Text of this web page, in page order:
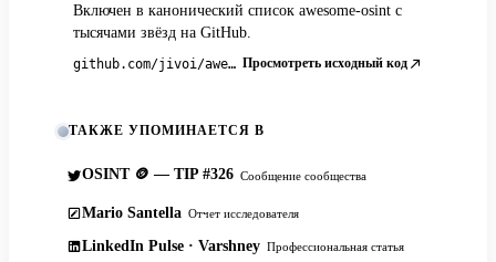
Включен в канонический список awesome-osint с
тысячами звёзд на GitHub.
github.com/jivoi/awesome-osint Просмотреть исходный код
ТАКЖЕ УПОМИНАЕТСЯ В
OSINT 🪙 — TIP #326 Сообщение сообщества
Mario Santella Отчет исследователя
LinkedIn Pulse · Varshney Профессиональная статья